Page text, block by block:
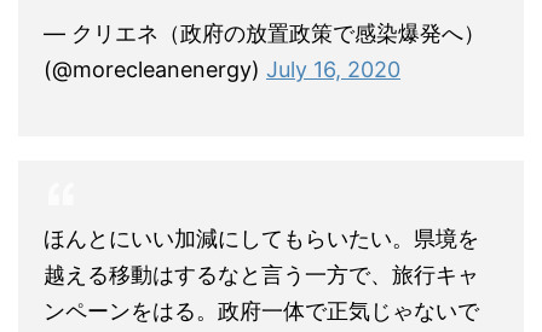
— クリエネ（政府の放置政策で感染爆発へ）
(@morecleanenergy) July 16, 2020
ほんとにいい加減にしてもらいたい。県境を
越える移動はするなと言う一方で、旅行キャ
ンペーンをはる。政府一体で正気じゃないで